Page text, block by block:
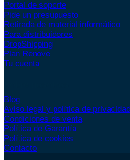
Portal de soporte
Pide un presupuesto
Retirada de material informático
Para distribuidores
DropShipping
Plan Renove
Tu cuenta
Blog
Aviso legal y política de privacidad
Condiciones de venta
Política de Garantía
Política de cookies
Contacto